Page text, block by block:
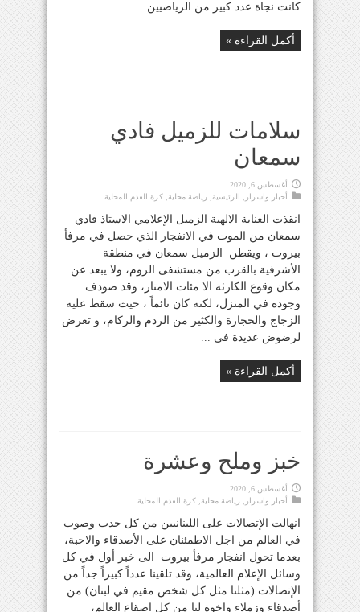
كانت نجاة عدد كبير من الرياضيين ...
أكمل القراءة »
سلامات للزميل فادي
سمعان
أغسطس 6, 2020
أخبار واسرار
الرئيسية رياضة محلية كرة القدم المحلية
انقذت العناية الالهية الزميل الإعلامي الاستاذ فادي
سمعان من الموت في الانفجار الذي حصل في مرفأ
بيروت ، ويقطن الزميل سمعان في منطقة
الأشرفية بالقرب من مستشفى الروم، ولا يبعد عن
مكان وقوع الكارثة الا مئات الامتار، وقد صودف
وجوده في المنزل، لكنه كان نائماً ، حيث سقط عليه
الزجاج والحجارة والكثير من الردم والركام، و تعرض
لرضوض عديدة في ...
أكمل القراءة »
خبز وملح وعشرة
أغسطس 6, 2020
أخبار واسرار
رياضة محلية كرة القدم المحلية
انهالت الإتصالات على اللبنانيين من كل حدب وصوب
في العالم من اجل الاطمئنان على الأصدقاء والاحبة،
بعدما تحول انفجار مرفأ بيروت الى خبر أول في كل
وسائل الإعلام العالمية، وقد تلقينا عدداً كبيراً جداً من
الإتصالات (مثلنا مثل كل شخص مقيم في لبنان) من
أصدقاء وزملاء واخوة لنا من كل اصقاع العالم،